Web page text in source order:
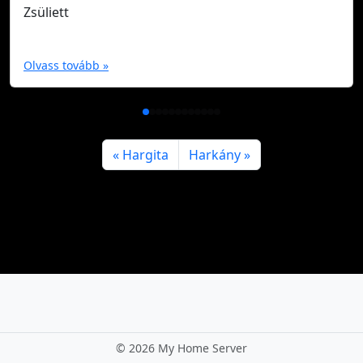
Zsüliett
Olvass tovább »
Hargita Harkány
© 2026 My Home Server